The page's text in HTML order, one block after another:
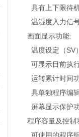
具有上下限待
温湿度入力信
画面显示功能:
温度设定（SV
可显示目前执
运转累计时间
具单独程序编
屏幕显示保护
程序容量及控制
可使用的程序